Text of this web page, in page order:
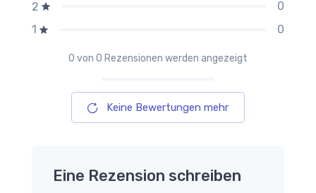
2
0
1
0
0 von 0 Rezensionen werden angezeigt
Keine Bewertungen mehr
Eine Rezension schreiben